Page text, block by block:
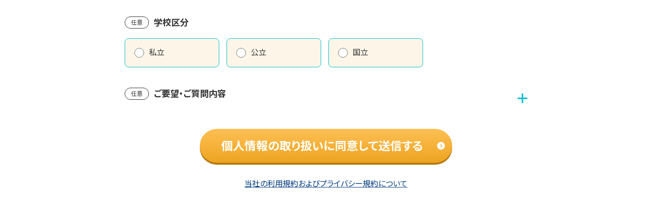
任意 学校区分
私立 公立 国立
任意 ご要望・ご質問内容
個人情報の取り扱いに同意して送信する
当社の利用規約およびプライバシー規約について